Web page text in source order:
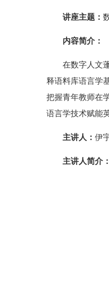
讲座主题：
内容简介：
在数字人文
释语料库语言学
把握青年教师在
语言学技术赋能
主讲人： 伊
主讲人简介：